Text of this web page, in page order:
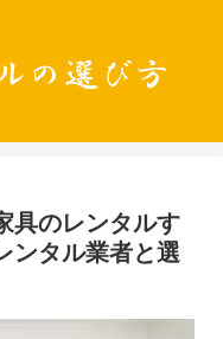
具のレンタルす
ンタル業者と選